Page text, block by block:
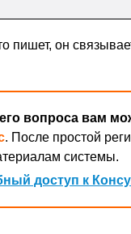
пишет, он
вопроса вам
. После простой
системы.
доступ к